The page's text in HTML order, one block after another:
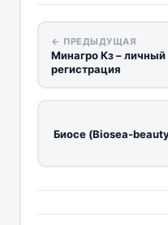
← ПРЕДЫДУЩАЯ
Минагро Кз – личный
регистрация
Биосе (Biosea-